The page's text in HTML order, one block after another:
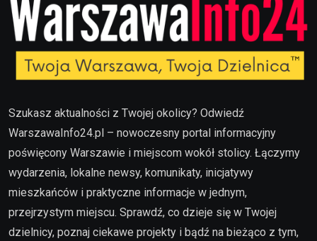
Szukasz aktualności z Twojej okolicy? Odwiedź
WarszawaInfo24.pl – nowoczesny portal informacyjny
poświęcony Warszawie i miejscom wokół stolicy. Łączymy
wydarzenia, lokalne newsy, komunikaty, inicjatywy
mieszkańców i praktyczne informacje w jednym,
przejrzystym miejscu. Sprawdź, co dzieje się w Twojej
dzielnicy, poznaj ciekawe projekty i bądź na bieżąco z tym,